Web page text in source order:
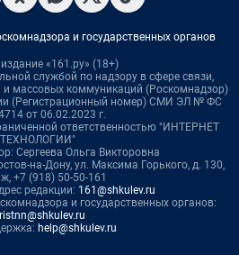
и государственных органов
«161.ру» (18+)
службой по надзору в сфере связи,
массовых коммуникаций (Роскомнадзор)
(Регистрационный номер) СМИ ЭЛ № ФС
от 06.02.2023 г.
ответственностью "ИНТЕРНЕТ
ТЕХНОЛОГИИ"
Сергеева Ольга Викторовна
на-Дону, ул. Максима Горького, д. 130,
+7 (918) 50-50-161
редакции: 161@shkulev.ru
и государственных органов:
help@shkulev.ru